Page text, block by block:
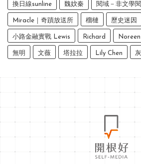
換日線sunline 魏妏秦 閱域－非文學
Miracle｜奇蹟放送所 榴槤 歷史迷因
小路金融實戰 Lewis Richard Noreen
無明 文薇 塔拉拉 Lily Chen